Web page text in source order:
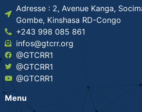
Adresse : 2, Avenue Kanga,
Gombe, Kinshasa RD-Congo
+243 998 085 861
infos@gtcrr.org
@GTCRR1
@GTCRR1
@GTCRR1
Menu